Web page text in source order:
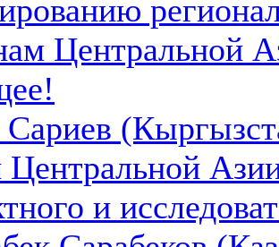
Центральной
Центральной
и